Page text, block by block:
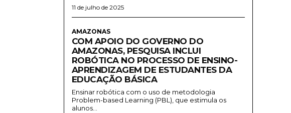
11 de julho de 2025
AMAZONAS
COM APOIO DO GOVERNO DO
AMAZONAS, PESQUISA INCLUI
ROBÓTICA NO PROCESSO DE ENSINO-
APRENDIZAGEM DE ESTUDANTES DA
EDUCAÇÃO BÁSICA
Ensinar robótica com o uso de metodologia
Problem-based Learning (PBL), que estimula os
alunos...